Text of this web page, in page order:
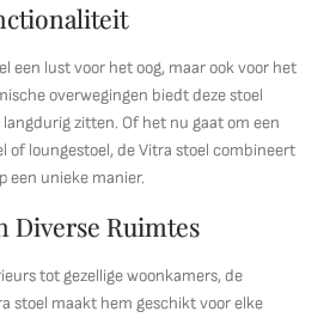
een lust voor het oog, maar ook voor het
overwegingen biedt deze stoel
zitten. Of het nu gaat om een
of loungestoel, de Vitra stoel combineert
een unieke manier.
Diverse Ruimtes
tot gezellige woonkamers, de
stoel maakt hem geschikt voor elke